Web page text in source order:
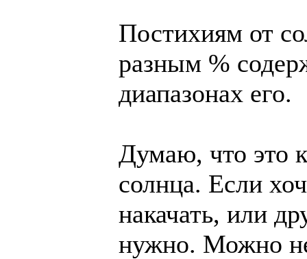
Постихиям от
разным %
диапазонах его.
Думаю, что это
солнца. Если
накачать, или
нужно. Можно